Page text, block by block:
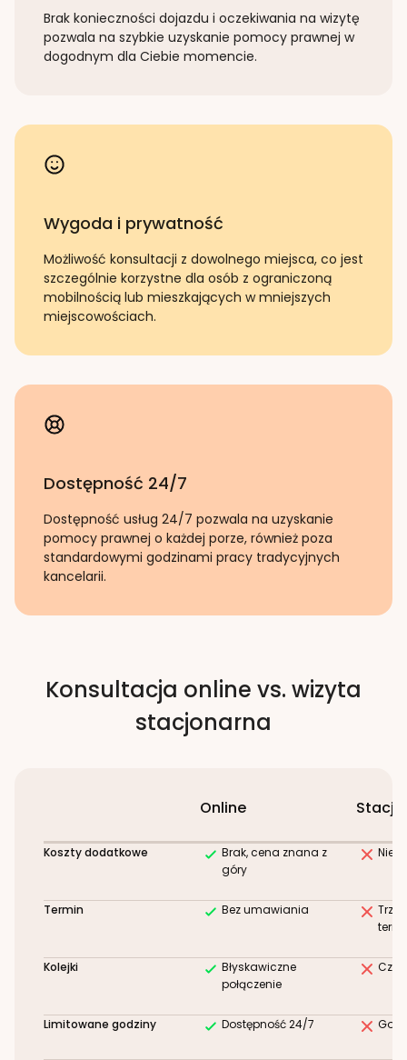
Brak konieczności dojazdu i oczekiwania na wizytę
pozwala na szybkie uzyskanie pomocy prawnej w
dogodnym dla Ciebie momencie.
Wygoda i prywatność
Możliwość konsultacji z dowolnego miejsca, co jest
szczególnie korzystne dla osób z ograniczoną
mobilnością lub mieszkających w mniejszych
miejscowościach.
Dostępność 24/7
Dostępność usług 24/7 pozwala na uzyskanie
pomocy prawnej o każdej porze, również poza
standardowymi godzinami pracy tradycyjnych
kancelarii.
Konsultacja online vs. wizyta
stacjonarna
Online
Koszty dodatkowe
Brak, cena znana z
góry
Termin Bez umawiania
Kolejki
Błyskawiczne
połączenie
Limitowane godziny Dostępność 24/7